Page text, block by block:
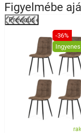
Figyelmébe
Previous
-36%